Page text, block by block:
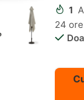
1
24 ore